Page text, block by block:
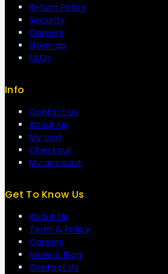
Return Policy
Security
Careers
Sitemap
FAQs
Info
Contact us
About us
My cart
Checkout
My account
Get To Know Us
About Us
Term & Policy
Careers
News & Blog
Contact Us